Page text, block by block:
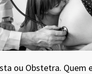
ou Obstetra. Quem